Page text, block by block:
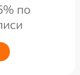
по